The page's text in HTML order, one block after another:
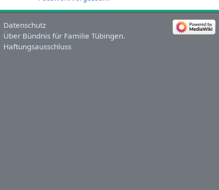
Datenschutz
Über Bündnis für Familie Tübingen.
Haftungsausschluss